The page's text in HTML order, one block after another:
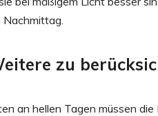
Nachmittag.
zu
an hellen Tagen müssen